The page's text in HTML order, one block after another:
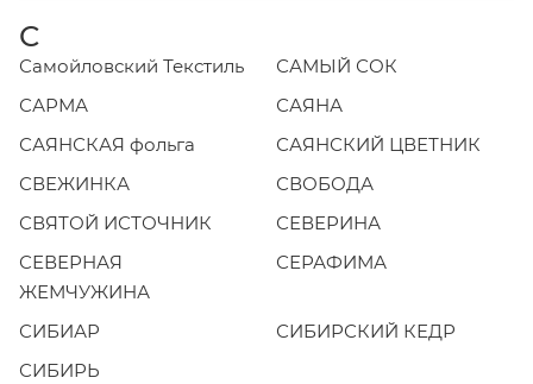
С
Самойловский Текстиль
САМЫЙ СОК
САРМА
САЯНА
САЯНСКАЯ фольга
САЯНСКИЙ ЦВЕТНИК
СВЕЖИНКА
СВОБОДА
СВЯТОЙ ИСТОЧНИК
СЕВЕРИНА
СЕВЕРНАЯ
ЖЕМЧУЖИНА
СЕРАФИМА
СИБИАР
СИБИРСКИЙ КЕДР
СИБИРЬ